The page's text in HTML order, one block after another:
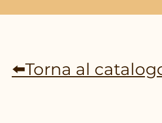
⬅️Torna al